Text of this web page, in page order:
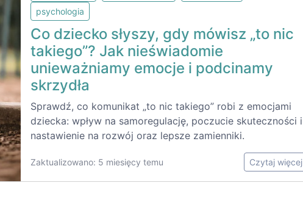
psychologia
Co dziecko słyszy, gdy mówisz „to nic
takiego”? Jak nieświadomie
unieważniamy emocje i podcinamy
skrzydła
Sprawdź, co komunikat „to nic takiego” robi z emocjami
dziecka: wpływ na samoregulację, poczucie skuteczności i
nastawienie na rozwój oraz lepsze zamienniki.
Zaktualizowano: 5 miesięcy temu Czytaj więcej